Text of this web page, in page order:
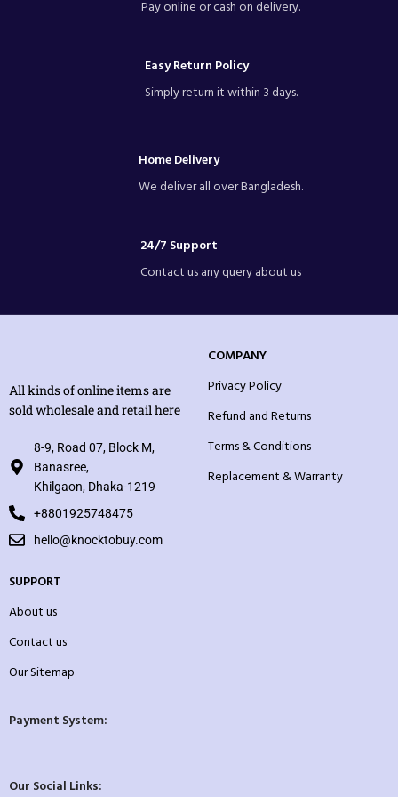
Pay online or cash on delivery.
Easy Return Policy
Simply return it within 3 days.
Home Delivery
We deliver all over Bangladesh.
24/7 Support
Contact us any query about us
All kinds of online items are
sold wholesale and retail here
8-9, Road 07, Block M,
Banasree,
Khilgaon, Dhaka-1219
+8801925748475
hello@knocktobuy.com
COMPANY
Privacy Policy
Refund and Returns
Terms & Conditions
Replacement & Warranty
SUPPORT
About us
Contact us
Our Sitemap
Payment System:
Our Social Links: